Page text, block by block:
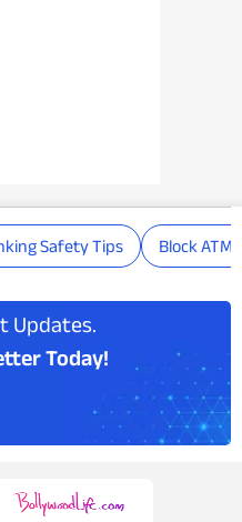
Safety Tips Block ATM
Updates.
Today!